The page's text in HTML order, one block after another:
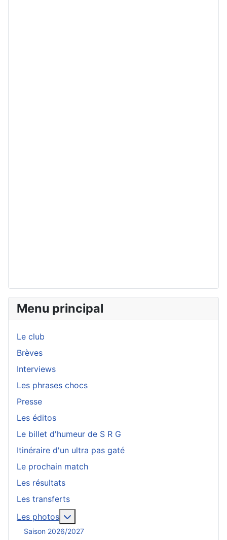
Menu principal
Le club
Brèves
Interviews
Les phrases chocs
Presse
Les éditos
Le billet d'humeur de S R G
Itinéraire d'un ultra pas gaté
Le prochain match
Les résultats
Les transferts
Les photos
Saison 2026/2027